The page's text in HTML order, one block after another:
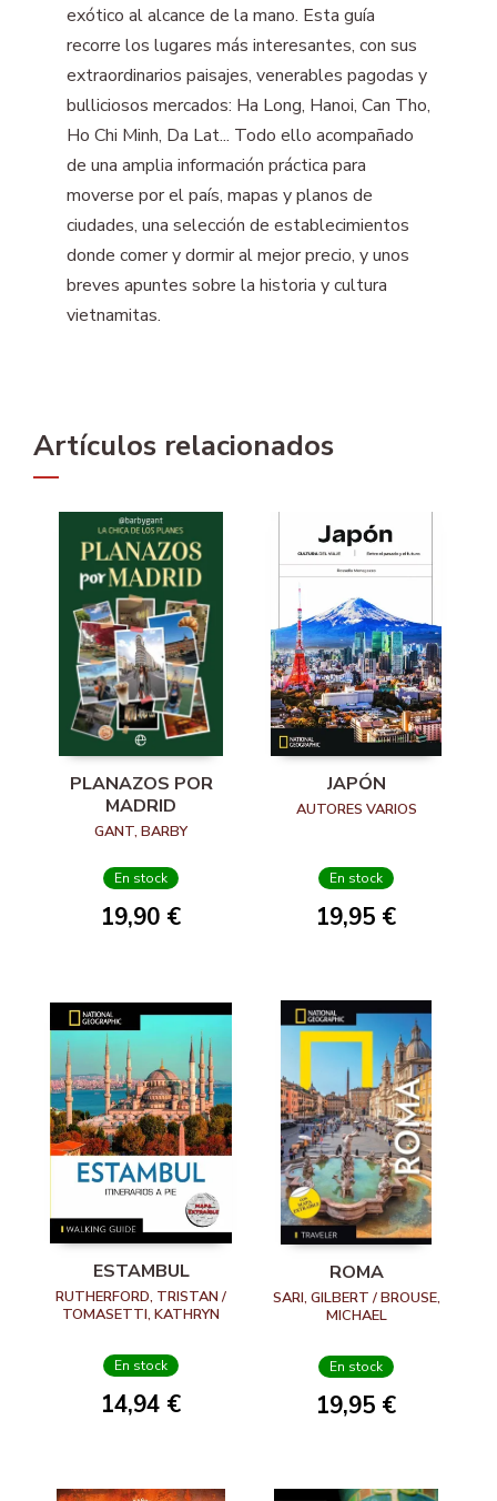
exótico al alcance de la mano. Esta guía
recorre los lugares más interesantes, con sus
extraordinarios paisajes, venerables pagodas y
bulliciosos mercados: Ha Long, Hanoi, Can Tho,
Ho Chi Minh, Da Lat... Todo ello acompañado
de una amplia información práctica para
moverse por el país, mapas y planos de
ciudades, una selección de establecimientos
donde comer y dormir al mejor precio, y unos
breves apuntes sobre la historia y cultura
vietnamitas.
Artículos relacionados
PLANAZOS POR
MADRID
GANT, BARBY
En stock
19,90 €
JAPÓN
AUTORES VARIOS
En stock
19,95 €
ESTAMBUL
RUTHERFORD, TRISTAN /
TOMASETTI, KATHRYN
En stock
14,94 €
ROMA
SARI, GILBERT / BROUSE,
MICHAEL
En stock
19,95 €